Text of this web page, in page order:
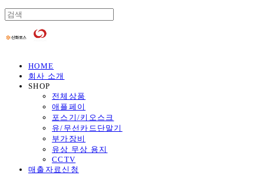
HOME
회사 소개
SHOP
전체상품
애플페이
포스기/키오스크
유/무선카드단말기
부가장비
유상 무상 용지
CCTV
매출자료신청